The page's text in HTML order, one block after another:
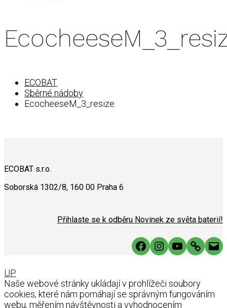
ECOBAT
Sběrné nádoby
EcocheeseM_3_resize
ECOBAT s.r.o.
Soborská 1302/8, 160 00 Praha 6
Přihlaste se k odběru Novinek ze světa baterií!
Facebook
Instagram
YouTube
Link
UP
Naše webové stránky ukládají v prohlížeči soubory
cookies, které nám pomáhají se správným fungováním
webu, měřením návštěvnosti a vyhodnocením